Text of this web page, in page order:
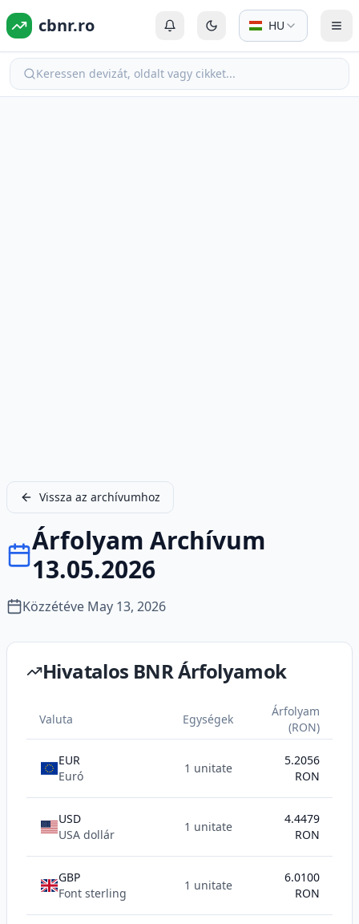
cbnr.ro Bejelentkezés vagy Regisztráció
Váltás sötét módra
HU
Keressen devizát, oldalt vagy cikket...
Vissza az archívumhoz
Árfolyam Archívum
13.05.2026
Közzétéve May 13, 2026
Hivatalos BNR Árfolyamok
Valuta Egységek
Árfolyam
(RON)
EUR
Euró
1 unitate
5.2056
RON
USD
USA dollár
1 unitate
4.4479
RON
GBP
Font sterling
1 unitate
6.0100
RON